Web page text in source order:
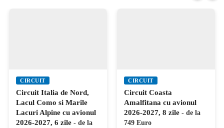
CIRCUIT
Circuit Italia de Nord,
Lacul Como si Marile
Lacuri Alpine cu avionul
2026-2027, 6 zile - de la
CIRCUIT
Circuit Coasta
Amalfitana cu avionul
2026-2027, 8 zile - de la
749 Euro